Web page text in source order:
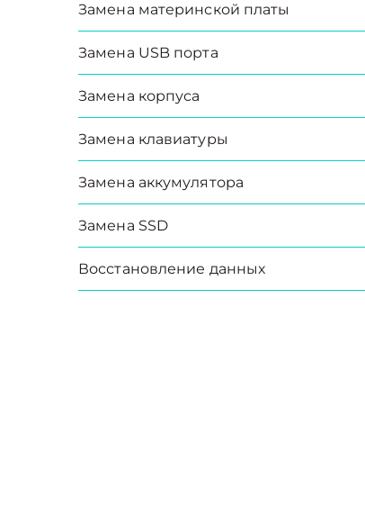
Замена материнской платы
Замена USB порта
Замена корпуса
Замена клавиатуры
Замена аккумулятора
Замена SSD
Восстановление данных